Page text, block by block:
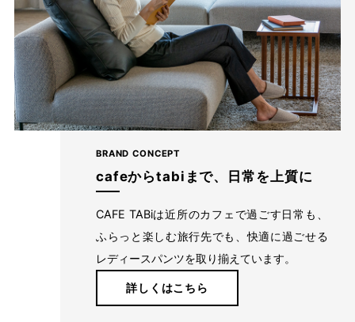
・手作業の工程があるため製造上の個体差や生産時期・製造ロットの
違いによって、多少の差異が生じる場合がございます。
・サイズ表に記載している寸法に対し±数cmほど製造上の個体差が生
じることがございます。
・洗濯後のサイズの相違につきましては、返品交換の対象外です。
・色違いや、同カラー同サイズ品の２本目をお求めいただいた場合な
ども、寸法差を感じる場合がございます。予めご了承くださいますよ
うお願いいたします。
・商品の管理・お届けには細心の注意を払っておりますが、配送中の
破損・汚損等が認められる商品、または注文と異なる商品が到着した
場合は到着後7日以内に不良箇所の画像をお付けいただきメールにてお
知らせください。無償にて交換もしくは返品（ご返金）の対応をさせ
BRAND CONCEPT
cafeからtabiまで、日常を上質に
CAFE TABiは近所のカフェで過ごす日常も、
ふらっと楽しむ旅行先でも、快適に過ごせる
レディースパンツを取り揃えています。
詳しくはこちら